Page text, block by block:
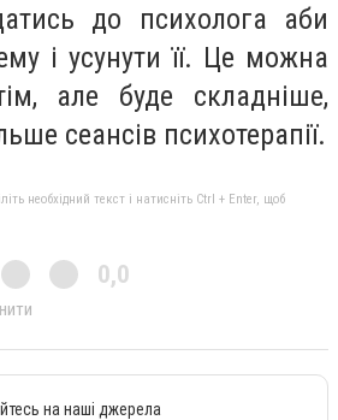
до психолога аби
і усунути її. Це можна
але буде складніше,
сеансів психотерапії.
необхідний текст і натисніть Ctrl + Enter, щоб
0,0
на наші джерела